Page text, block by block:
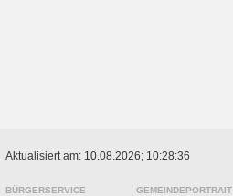
Aktualisiert am: 10.08.2026; 10:28:36
BÜRGERSERVICE
GEMEINDEPORTRAIT